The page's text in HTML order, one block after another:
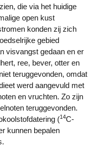
die via het huidige
open kust
konden zij zich
gebied
visvangst gedaan en er
ree, bever, otter en
teruggevonden, omdat
werd aangevuld met
en vruchten. Zo zijn
teruggevonden.
(14C-
kunnen bepalen